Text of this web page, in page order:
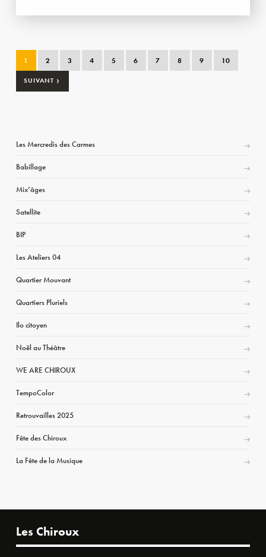
1 2 3 4 5 6 7 8 9 10
SUIVANT ›
Les Mercredis des Carmes
Babillage
Mix’âges
Satellite
BIP
Les Ateliers 04
Quartier Mouvant
Quartiers Pluriels
Ilo citoyen
Noël au Théâtre
WE ARE CHIROUX
TempoColor
Retrouvailles 2025
Fête des Chiroux
La Fête de la Musique
Les Chiroux